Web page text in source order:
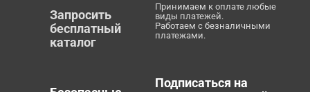
Запросить
бесплатный
каталог
Принимаем к оплате любые
виды платежей.
Работаем с безналичными
платежами.
Подписаться на